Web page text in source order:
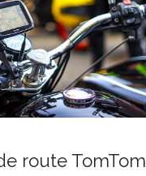
route TomTom